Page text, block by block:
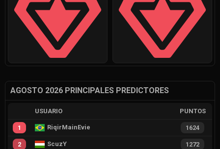
AGOSTO 2026 PRINCIPALES PREDICTORES
USUARIO PUNTOS
1 RiqirMainEvie 1624
2 ScuzY 1272